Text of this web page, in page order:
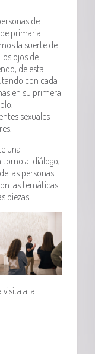
de
primaria
la suerte de
ojos de
de esta
con cada
en su primera
sexuales
una
al diálogo,
las personas
las temáticas
piezas.
visita a la